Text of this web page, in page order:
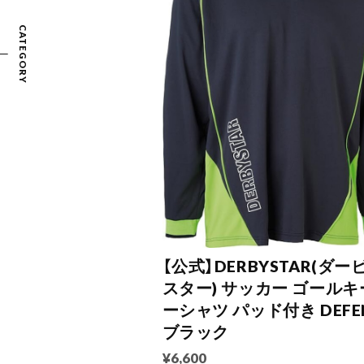
CATEGORY
【公式】DERBYSTAR(ダー
スター) サッカー ゴールキ
ーシャツ パッド付き
ブラック
¥6,600